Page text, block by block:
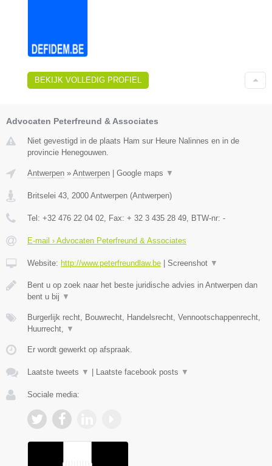
BEKIJK VOLLEDIG PROFIEL
Advocaten Peterfreund & Associates
Niet gevestigd in de plaats Ham sur Heure Nalinnes en in de
provincie Henegouwen.
Antwerpen » Antwerpen Google maps ▼
Britselei 43 2000 Antwerpen (Antwerpen)
Tel: +32 476 22 04 02 , Fax: + 32 3 435 28 49 , BTW-nr: -
E-mail › Advocaten Peterfreund & Associates
Website: http://www.peterfreundlaw.be Screenshot ▼
Bent u op zoek naar het beste juridische advies in Antwerpen dan
bent u bij ▼
Burgerlijk recht, Bouwrecht, Handelsrecht, Vennootschappenrecht,
Huurrecht,
▼
Er wordt gewerkt op afspraak.
Laatste tweets ▼ Laatste facebook posts ▼
Sociale media: